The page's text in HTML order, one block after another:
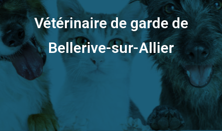
Vétérinaire de garde de
Bellerive-sur-Allier